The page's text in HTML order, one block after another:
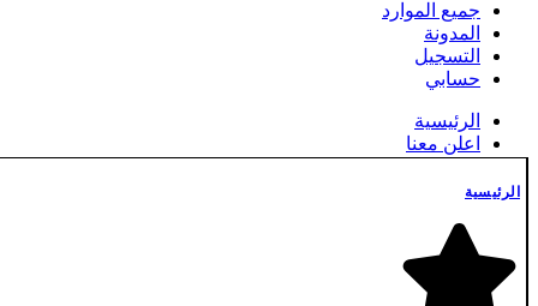
الرئيسية
جميع الموارد
المدونة
التسجيل
حسابي
الرئيسية
اعلن معنا
الدفع
المدونة
تسجيل الدخول
تواصل معنا